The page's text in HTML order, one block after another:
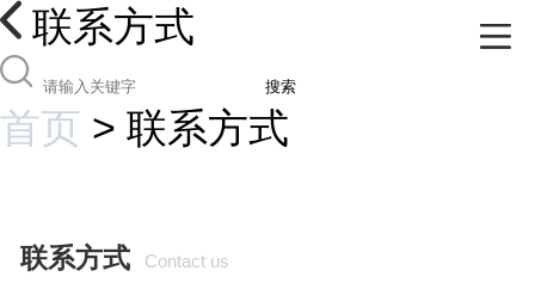
联系方式
搜索
首页 > 联系方式
联系方式 Contact us